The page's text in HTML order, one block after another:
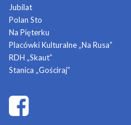
Jubilat
Polan Sto
Na Pięterku
Placówki Kulturalne „Na Rusa”
RDH „Skaut”
Stanica „Gościraj”